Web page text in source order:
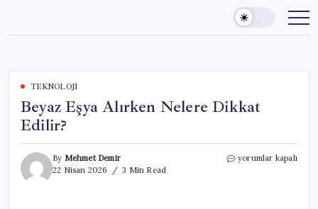
content
TEKNOLOJI
Beyaz Eşya Alırken Nelere Dikkat
Edilir?
By Mehmet Demir
22 Nisan 2026
3 Min Read
Beyaz
yorumlar kapalı